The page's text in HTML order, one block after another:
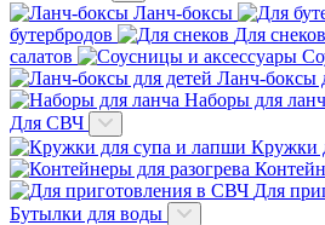
Ланч-боксы
бутербродов
Для снеков
салатов
Ланч-боксы
Наборы для
Для СВЧ
Кружки
Для
Бутылки для воды